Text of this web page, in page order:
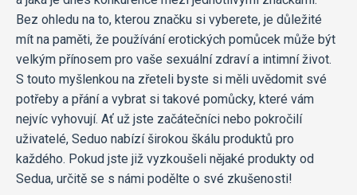
Bez ohledu na to, kterou značku si vyberete, je důležité
mít na paměti, že používání erotických pomůcek může být
velkým přínosem pro vaše sexuální zdraví a intimní život.
S touto myšlenkou na zřeteli byste si měli uvědomit své
potřeby a přání a vybrat si takové pomůcky, které vám
nejvíc vyhovují. Ať už jste začátečníci nebo pokročilí
uživatelé, Seduo nabízí širokou škálu produktů pro
každého. Pokud jste již vyzkoušeli nějaké produkty od
Sedua, určitě se s námi podělte o své zkušenosti!